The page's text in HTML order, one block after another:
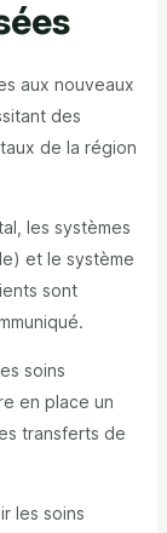
aux nouveaux
des
de la région
les systèmes
et le système
sont
soins
en place un
transferts de
les soins